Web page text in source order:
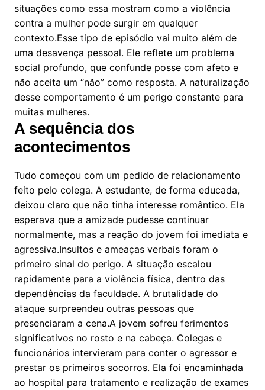
situações como essa mostram como a violência
contra a mulher pode surgir em qualquer
contexto.Esse tipo de episódio vai muito além de
uma desavença pessoal. Ele reflete um problema
social profundo, que confunde posse com afeto e
não aceita um “não” como resposta. A naturalização
desse comportamento é um perigo constante para
muitas mulheres.
A sequência dos
acontecimentos
Tudo começou com um pedido de relacionamento
feito pelo colega. A estudante, de forma educada,
deixou claro que não tinha interesse romântico. Ela
esperava que a amizade pudesse continuar
normalmente, mas a reação do jovem foi imediata e
agressiva.Insultos e ameaças verbais foram o
primeiro sinal do perigo. A situação escalou
rapidamente para a violência física, dentro das
dependências da faculdade. A brutalidade do
ataque surpreendeu outras pessoas que
presenciaram a cena.A jovem sofreu ferimentos
significativos no rosto e na cabeça. Colegas e
funcionários intervieram para conter o agressor e
prestar os primeiros socorros. Ela foi encaminhada
ao hospital para tratamento e realização de exames